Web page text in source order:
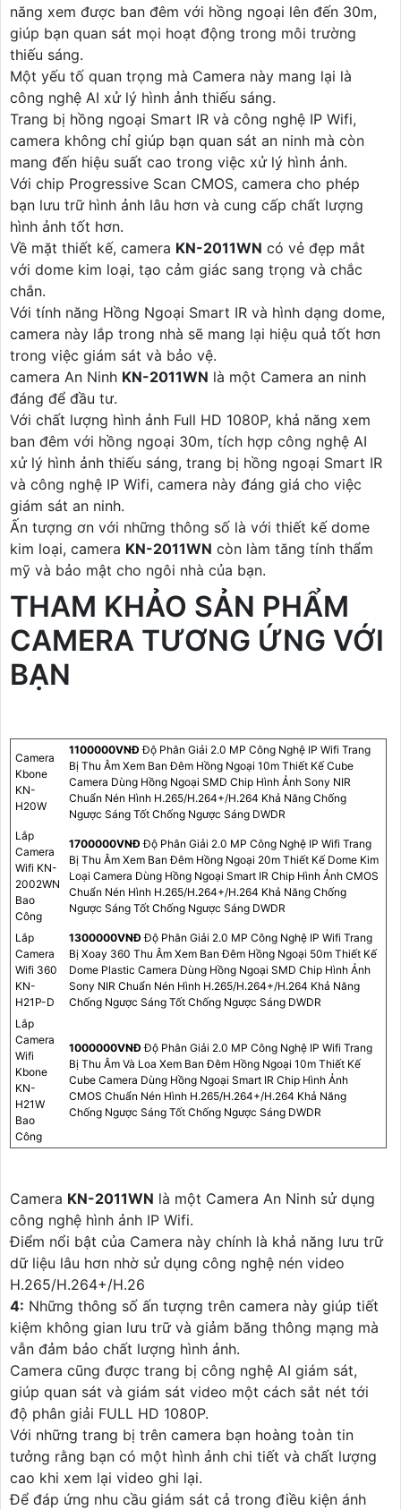
năng xem được ban đêm với hồng ngoại lên đến 30m,
giúp bạn quan sát mọi hoạt động trong môi trường
thiếu sáng.
Một yếu tố quan trọng mà Camera này mang lại là
công nghệ AI xử lý hình ảnh thiếu sáng.
Trang bị hồng ngoại Smart IR và công nghệ IP Wifi,
camera không chỉ giúp bạn quan sát an ninh mà còn
mang đến hiệu suất cao trong việc xử lý hình ảnh.
Với chip Progressive Scan CMOS, camera cho phép
bạn lưu trữ hình ảnh lâu hơn và cung cấp chất lượng
hình ảnh tốt hơn.
Về mặt thiết kế, camera KN-2011WN có vẻ đẹp mắt
với dome kim loại, tạo cảm giác sang trọng và chắc
chắn.
Với tính năng Hồng Ngoại Smart IR và hình dạng dome,
camera này lắp trong nhà sẽ mang lại hiệu quả tốt hơn
trong việc giám sát và bảo vệ.
camera An Ninh KN-2011WN là một Camera an ninh
đáng để đầu tư.
Với chất lượng hình ảnh Full HD 1080P, khả năng xem
ban đêm với hồng ngoại 30m, tích hợp công nghệ AI
xử lý hình ảnh thiếu sáng, trang bị hồng ngoại Smart IR
và công nghệ IP Wifi, camera này đáng giá cho việc
giám sát an ninh.
Ấn tượng ơn với những thông số là với thiết kế dome
kim loại, camera KN-2011WN còn làm tăng tính thẩm
mỹ và bảo mật cho ngôi nhà của bạn.
THAM KHẢO SẢN PHẨM
CAMERA TƯƠNG ỨNG VỚI
BẠN
Camera
Kbone
KN-
H20W
1100000VNÐ Độ Phân Giải 2.0 MP Công Nghệ IP Wifi Trang
Bị Thu Âm Xem Ban Đêm Hồng Ngoại 10m Thiết Kế Cube
Camera Dùng Hồng Ngoại SMD Chip Hình Ảnh Sony NIR
Chuẩn Nén Hình H.265/H.264+/H.264 Khả Năng Chống
Ngược Sáng Tốt Chống Ngược Sáng DWDR
Lắp
Camera
Wifi KN-
2002WN
Bao
Công
1700000VNÐ Độ Phân Giải 2.0 MP Công Nghệ IP Wifi Trang
Bị Thu Âm Xem Ban Đêm Hồng Ngoại 20m Thiết Kế Dome Kim
Loại Camera Dùng Hồng Ngoại Smart IR Chip Hình Ảnh CMOS
Chuẩn Nén Hình H.265/H.264+/H.264 Khả Năng Chống
Ngược Sáng Tốt Chống Ngược Sáng DWDR
Lắp
Camera
Wifi 360
KN-
H21P-D
1300000VNÐ Độ Phân Giải 2.0 MP Công Nghệ IP Wifi Trang
Bị Xoay 360 Thu Âm Xem Ban Đêm Hồng Ngoại 50m Thiết Kế
Dome Plastic Camera Dùng Hồng Ngoại SMD Chip Hình Ảnh
Sony NIR Chuẩn Nén Hình H.265/H.264+/H.264 Khả Năng
Chống Ngược Sáng Tốt Chống Ngược Sáng DWDR
Lắp
Camera
Wifi
Kbone
KN-
H21W
Bao
Công
1000000VNÐ Độ Phân Giải 2.0 MP Công Nghệ IP Wifi Trang
Bị Thu Âm Và Loa Xem Ban Đêm Hồng Ngoại 10m Thiết Kế
Cube Camera Dùng Hồng Ngoại Smart IR Chip Hình Ảnh
CMOS Chuẩn Nén Hình H.265/H.264+/H.264 Khả Năng
Chống Ngược Sáng Tốt Chống Ngược Sáng DWDR
Camera KN-2011WN là một Camera An Ninh sử dụng
công nghệ hình ảnh IP Wifi.
Điểm nổi bật của Camera này chính là khả năng lưu trữ
dữ liệu lâu hơn nhờ sử dụng công nghệ nén video
H.265/H.264+/H.26
4: Những thông số ấn tượng trên camera này giúp tiết
kiệm không gian lưu trữ và giảm băng thông mạng mà
vẫn đảm bảo chất lượng hình ảnh.
Camera cũng được trang bị công nghệ AI giám sát,
giúp quan sát và giám sát video một cách sắt nét tới
độ phân giải FULL HD 1080P.
Với những trang bị trên camera bạn hoàng toàn tin
tưởng rằng bạn có một hình ảnh chi tiết và chất lượng
cao khi xem lại video ghi lại.
Để đáp ứng nhu cầu giám sát cả trong điều kiện ánh